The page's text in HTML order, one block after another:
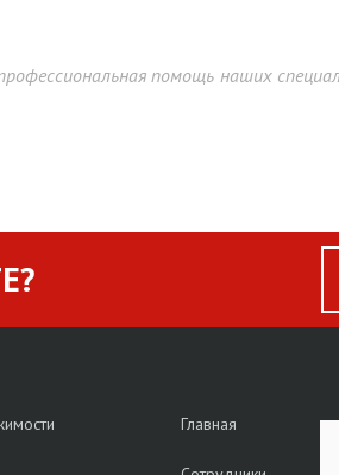
помощь наших
Главная